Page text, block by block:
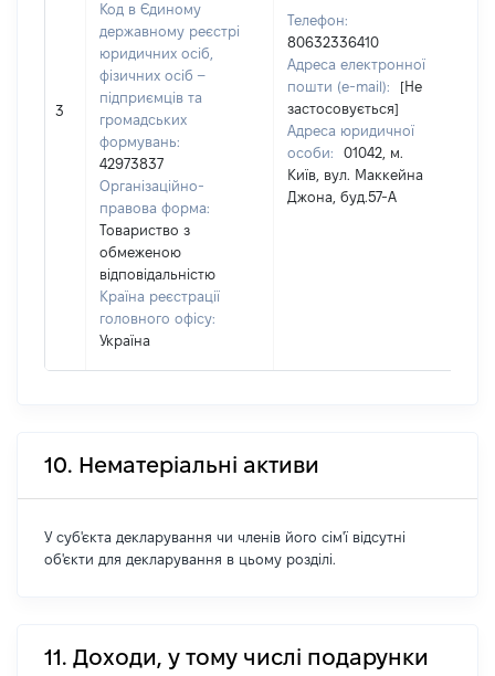
3
Код в Єдиному
державному реєстрі
юридичних осіб,
фізичних осіб –
підприємців та
громадських
формувань:
42973837
Організаційно-
правова форма:
Товариство з
обмеженою
відповідальністю
Країна реєстрації
головного офісу:
Україна
Телефон:
80632336410
Адреса електронної
пошти (e-mail):
[Не
застосовується]
Адреса юридичної
особи:
01042, м.
Київ, вул. Маккейна
Джона, буд.57-А
10. Нематеріальні активи
У суб'єкта декларування чи членів його сім'ї відсутні
об'єкти для декларування в цьому розділі.
11. Доходи, у тому числі подарунки